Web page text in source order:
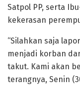
Satpol PP, serta
kekerasan
“Silahkan saja
menjadi korban
takut. Kami akan
terangnya, Senin